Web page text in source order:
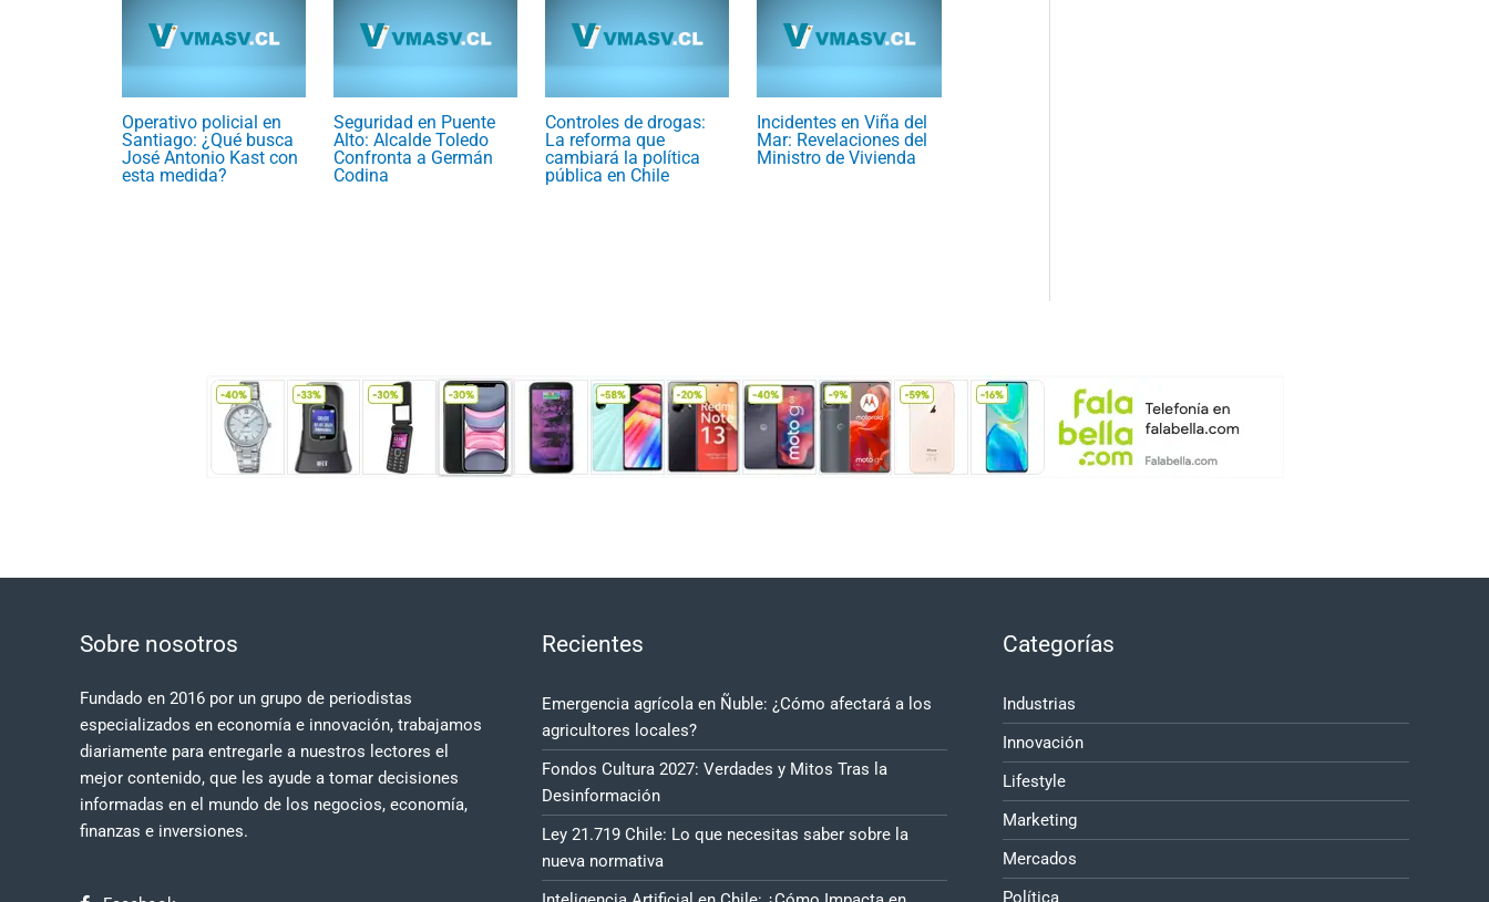
Operativo policial en
Santiago: ¿Qué busca
José Antonio Kast con
esta medida?
Seguridad en Puente
Alto: Alcalde Toledo
Confronta a Germán
Codina
Controles de drogas:
La reforma que
cambiará la política
pública en Chile
Incidentes en Viña del
Mar: Revelaciones del
Ministro de Vivienda
Sobre nosotros
Fundado en 2016 por un grupo de periodistas
especializados en economía e innovación, trabajamos
diariamente para entregarle a nuestros lectores el
mejor contenido, que les ayude a tomar decisiones
informadas en el mundo de los negocios, economía,
finanzas e inversiones.
Recientes
Emergencia agrícola en Ñuble: ¿Cómo afectará a los
agricultores locales?
Fondos Cultura 2027: Verdades y Mitos Tras la
Desinformación
Ley 21.719 Chile: Lo que necesitas saber sobre la
nueva normativa
Categorías
Industrias
Innovación
Lifestyle
Marketing
Mercados
Política